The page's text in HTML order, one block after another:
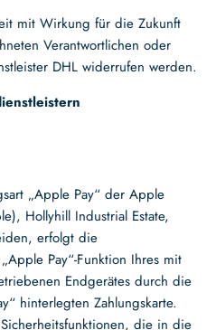
mit Wirkung für die Zukunft
Verantwortlichen oder
DHL widerrufen werden.
„Apple Pay“ der Apple
Hollyhill Industrial Estate,
erfolgt die
Pay“-Funktion Ihres mit
Endgerätes durch die
hinterlegten Zahlungskarte.
die in die